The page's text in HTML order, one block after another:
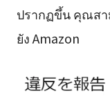
ปรากฏขึ้น คุณสา
ยัง Amazon